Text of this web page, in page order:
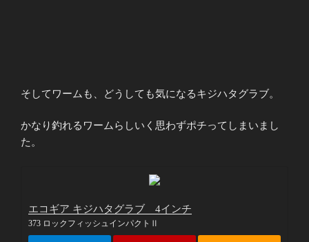
そしてワームも、どうしても気になるキジハタグラブ。
かなり釣れるワームらしいく思わずポチってしまいまし
た。
エコギア キジハタグラブ 4インチ
373 ロックフィッシュインパクトⅡ